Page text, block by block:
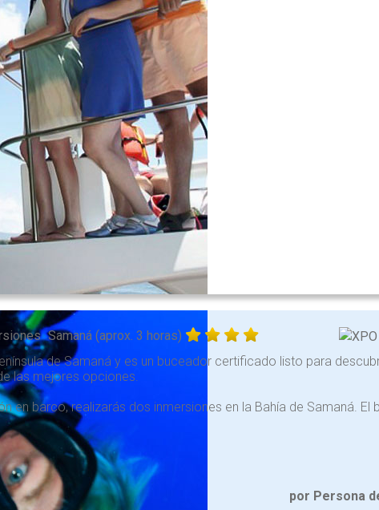
Samaná (aprox. 3 horas)
de Samaná y es un buceador certificado listo para
las mejores opciones.
en barco, realizarás dos inmersiones en la Bahía de Samaná. El
por Persona